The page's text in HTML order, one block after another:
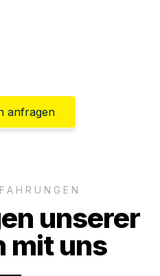
anfragen
unserer
mit uns